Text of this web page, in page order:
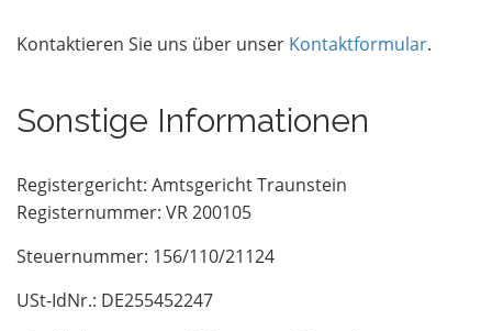
Kontaktieren Sie uns über unser Kontaktformular.
Sonstige Informationen
Registergericht: Amtsgericht Traunstein
Registernummer: VR 200105
Steuernummer: 156/110/21124
USt-IdNr.: DE255452247